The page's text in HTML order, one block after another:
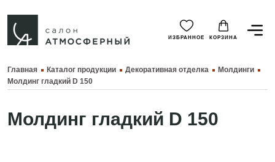
ИЗБРАННОЕ КОРЗИНА
Главная Каталог продукции Декоративная отделка
Молдинги
Молдинг гладкий D 150
Молдинг гладкий D 150